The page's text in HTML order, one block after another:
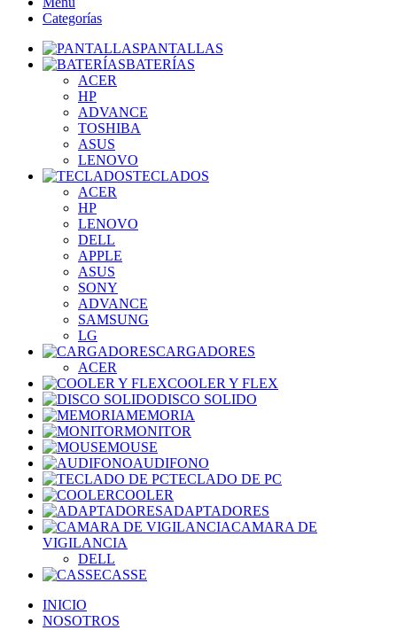
Categorías
PANTALLAS
BATERÍAS
ACER
HP
ADVANCE
TOSHIBA
ASUS
LENOVO
TECLADOS
ACER
HP
LENOVO
DELL
APPLE
ASUS
SONY
ADVANCE
SAMSUNG
LG
CARGADORES
ACER
COOLER Y FLEX
DISCO SOLIDO
MEMORIA
MONITOR
MOUSE
AUDIFONO
TECLADO DE PC
COOLER
ADAPTADORES
CAMARA DE
VIGILANCIA
DELL
CASSE
INICIO
NOSOTROS